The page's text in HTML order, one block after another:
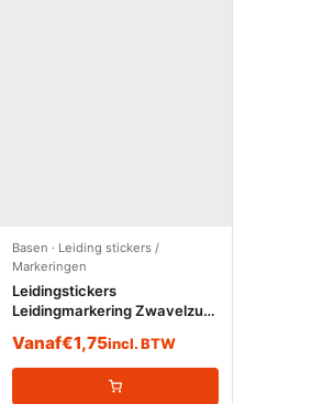
Basen · Leiding stickers /
Markeringen
Leidingstickers
Leidingmarkering Zwavelzuur
Vanaf€1,75incl. BTW